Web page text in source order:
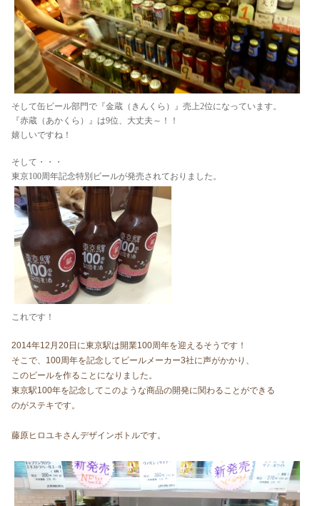
そして缶ビール部門で『金蔵（きんくら）』売上2位になっています。
『赤蔵（あかくら）』は9位、大丈夫～！！
嬉しいですね！
そして・・・
東京100周年記念特別ビールが発売されておりました。
これです！
2014年12月20日に東京駅は開業100周年を迎えるそうです！
そこで、100周年を記念してビールメーカー3社に声がかかり、
このビールを作ることになりました。
東京駅100年を記念してこのような商品の開発に関わることができる
のがステキです。
藤原ヒロユキさんデザインボトルです。